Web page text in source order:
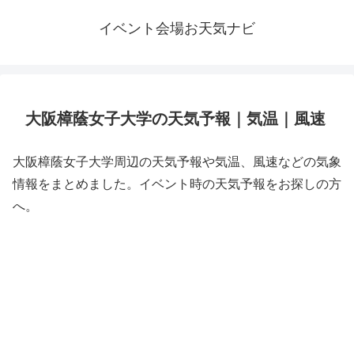
イベント会場お天気ナビ
大阪樟蔭女子大学の天気予報｜気温｜風速
大阪樟蔭女子大学周辺の天気予報や気温、風速などの気象
情報をまとめました。イベント時の天気予報をお探しの方
へ。